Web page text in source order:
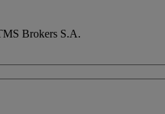
Brokers S.A.